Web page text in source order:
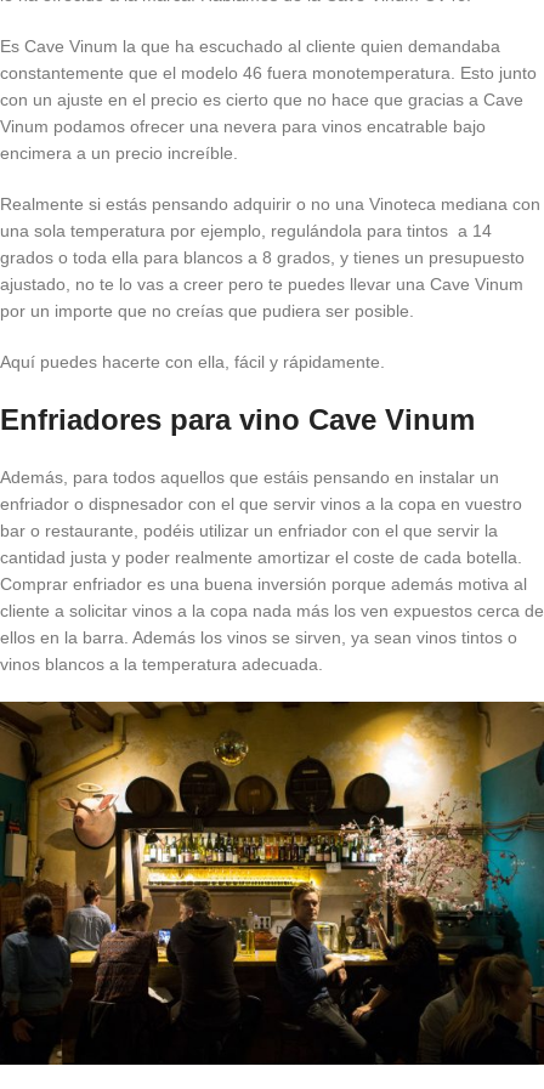
Es Cave Vinum la que ha escuchado al cliente quien demandaba
constantemente que el modelo 46 fuera monotemperatura. Esto junto
con un ajuste en el precio es cierto que no hace que gracias a Cave
Vinum podamos ofrecer una nevera para vinos encatrable bajo
encimera a un precio increíble.
Realmente si estás pensando adquirir o no una Vinoteca mediana con
una sola temperatura por ejemplo, regulándola para tintos a 14
grados o toda ella para blancos a 8 grados, y tienes un presupuesto
ajustado, no te lo vas a creer pero te puedes llevar una Cave Vinum
por un importe que no creías que pudiera ser posible.
Aquí puedes hacerte con ella, fácil y rápidamente.
Enfriadores para vino Cave Vinum
Además, para todos aquellos que estáis pensando en instalar un
enfriador o dispnesador con el que servir vinos a la copa en vuestro
bar o restaurante, podéis utilizar un enfriador con el que servir la
cantidad justa y poder realmente amortizar el coste de cada botella.
Comprar enfriador es una buena inversión porque además motiva al
cliente a solicitar vinos a la copa nada más los ven expuestos cerca de
ellos en la barra. Además los vinos se sirven, ya sean vinos tintos o
vinos blancos a la temperatura adecuada.